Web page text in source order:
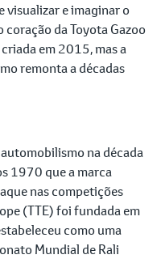
visualizar e imaginar o
da Toyota Gazoo
em 2015, mas a
remonta a décadas
na década
1970 que a marca
nas competições
(TTE) foi fundada em
como uma
Mundial de Rali